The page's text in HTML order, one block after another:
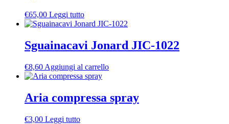
€65,00 Leggi tutto
Sguainacavi Jonard JIC-1022
€8,60 Aggiungi al carrello
Aria compressa spray
€3,00 Leggi tutto